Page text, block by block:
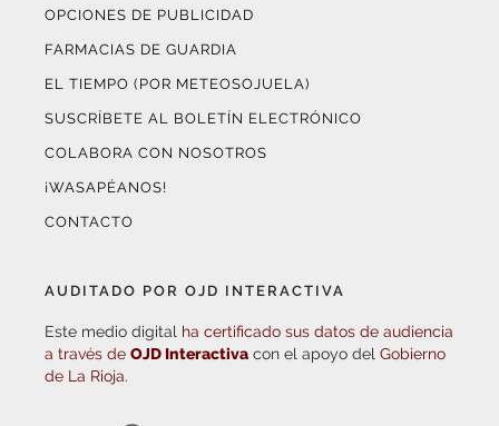
OPCIONES DE PUBLICIDAD
FARMACIAS DE GUARDIA
EL TIEMPO (POR METEOSOJUELA)
SUSCRÍBETE AL BOLETÍN ELECTRÓNICO
COLABORA CON NOSOTROS
¡WASAPÉANOS!
CONTACTO
AUDITADO POR OJD INTERACTIVA
Este medio digital ha certificado sus datos de audiencia
a través de OJD Interactiva con el apoyo del Gobierno
de La Rioja.